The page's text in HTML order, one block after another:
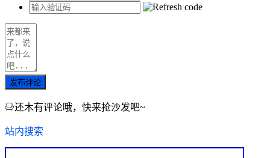
发布评论
还木有评论哦，快来抢沙发吧~
站内搜索